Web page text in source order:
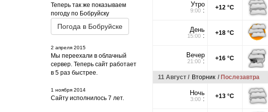
Теперь так же показываем
погоду по Бобруйску
Погода в Бобруйске
2 апреля 2015
Мы переехали в облачный
сервер. Теперь сайт работает
в 5 раз быстрее.
1 ноября 2014
Сайту исполнилось 7 лет.
Утро
9:00: +12 °C
День
15:00: +18 °C
Вечер
21:00: +16 °C
11 Август / Вторник / Послезавтра
Ночь
3:00: +13 °C